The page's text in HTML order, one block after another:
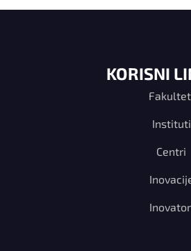
KORISNI
Instituti
Centri